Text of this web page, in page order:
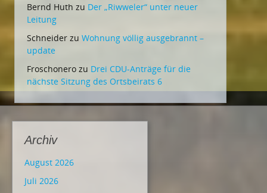
Bernd Huth zu Der „Riwweler“ unter neuer
Leitung
Schneider zu Wohnung völlig ausgebrannt –
update
Froschonero zu Drei CDU-Anträge für die
nächste Sitzung des Ortsbeirats 6
Archiv
August 2026
Juli 2026